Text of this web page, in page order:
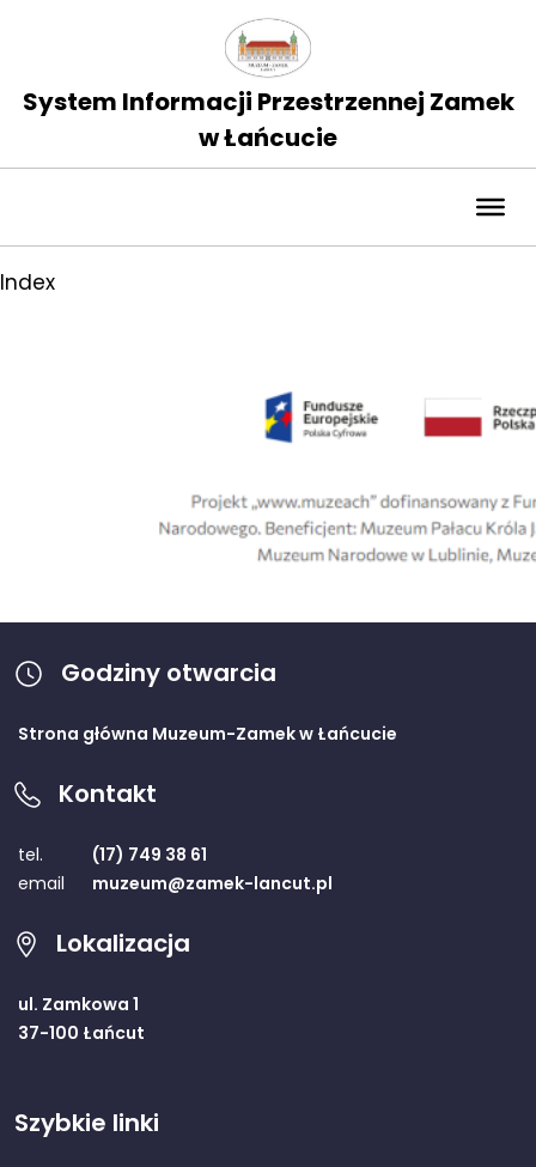
System Informacji Przestrzennej Zamek
w Łańcucie
Index
Godziny otwarcia
Strona główna Muzeum-Zamek w Łańcucie
Kontakt
tel.
(17) 749 38 61
email
muzeum@zamek-lancut.pl
Lokalizacja
ul. Zamkowa 1
37-100 Łańcut
Szybkie linki